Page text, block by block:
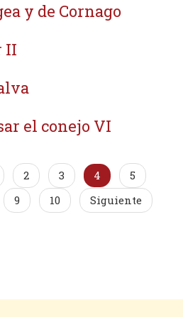
y de Cornago
II
el conejo VI
2 3 4
5
9 10 Siguiente